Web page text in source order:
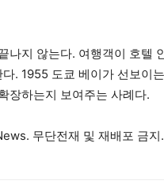
나지 않는다. 여행객이 호텔
. 1955 도쿄 베이가 선보이
장하는지 보여주는 사례다.
무단전재 및 재배포 금지.